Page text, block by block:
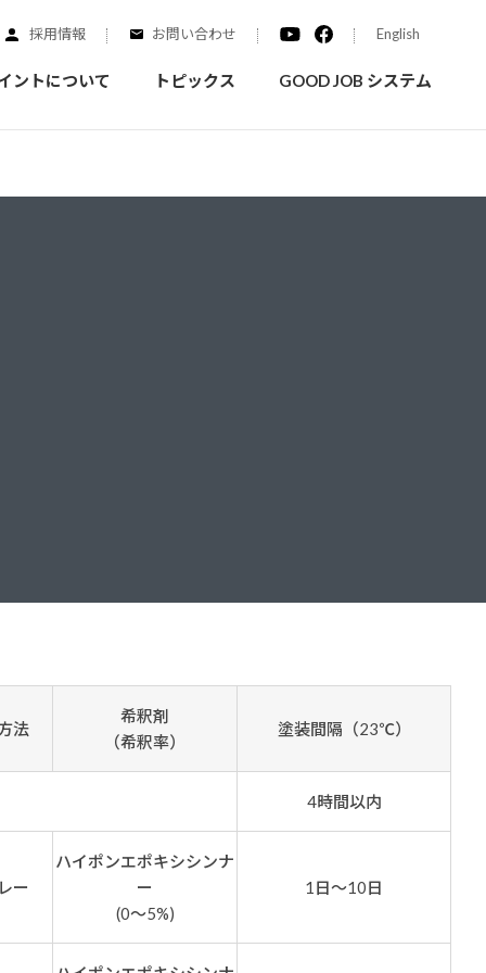
採用情報 お問い合わせ English
ダンジオーラシステム
ントについて
ついて
トピックス GOOD JOB システム
法
希釈剤
（希釈率）
塗装間隔（23℃）
4時間以内
ー
ハイポンエポキシシンナ
ー
(0～5%)
1日～10日